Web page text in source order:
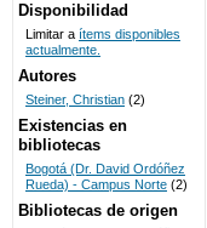
BIBLIOTECAS
UNICOC
Disponibilidad
Limitar a ítems disponibles
actualmente.
Autores
Steiner, Christian (2)
Existencias en
bibliotecas
Bogotá (Dr. David Ordóñez
Rueda) - Campus Norte (2)
Bibliotecas de origen